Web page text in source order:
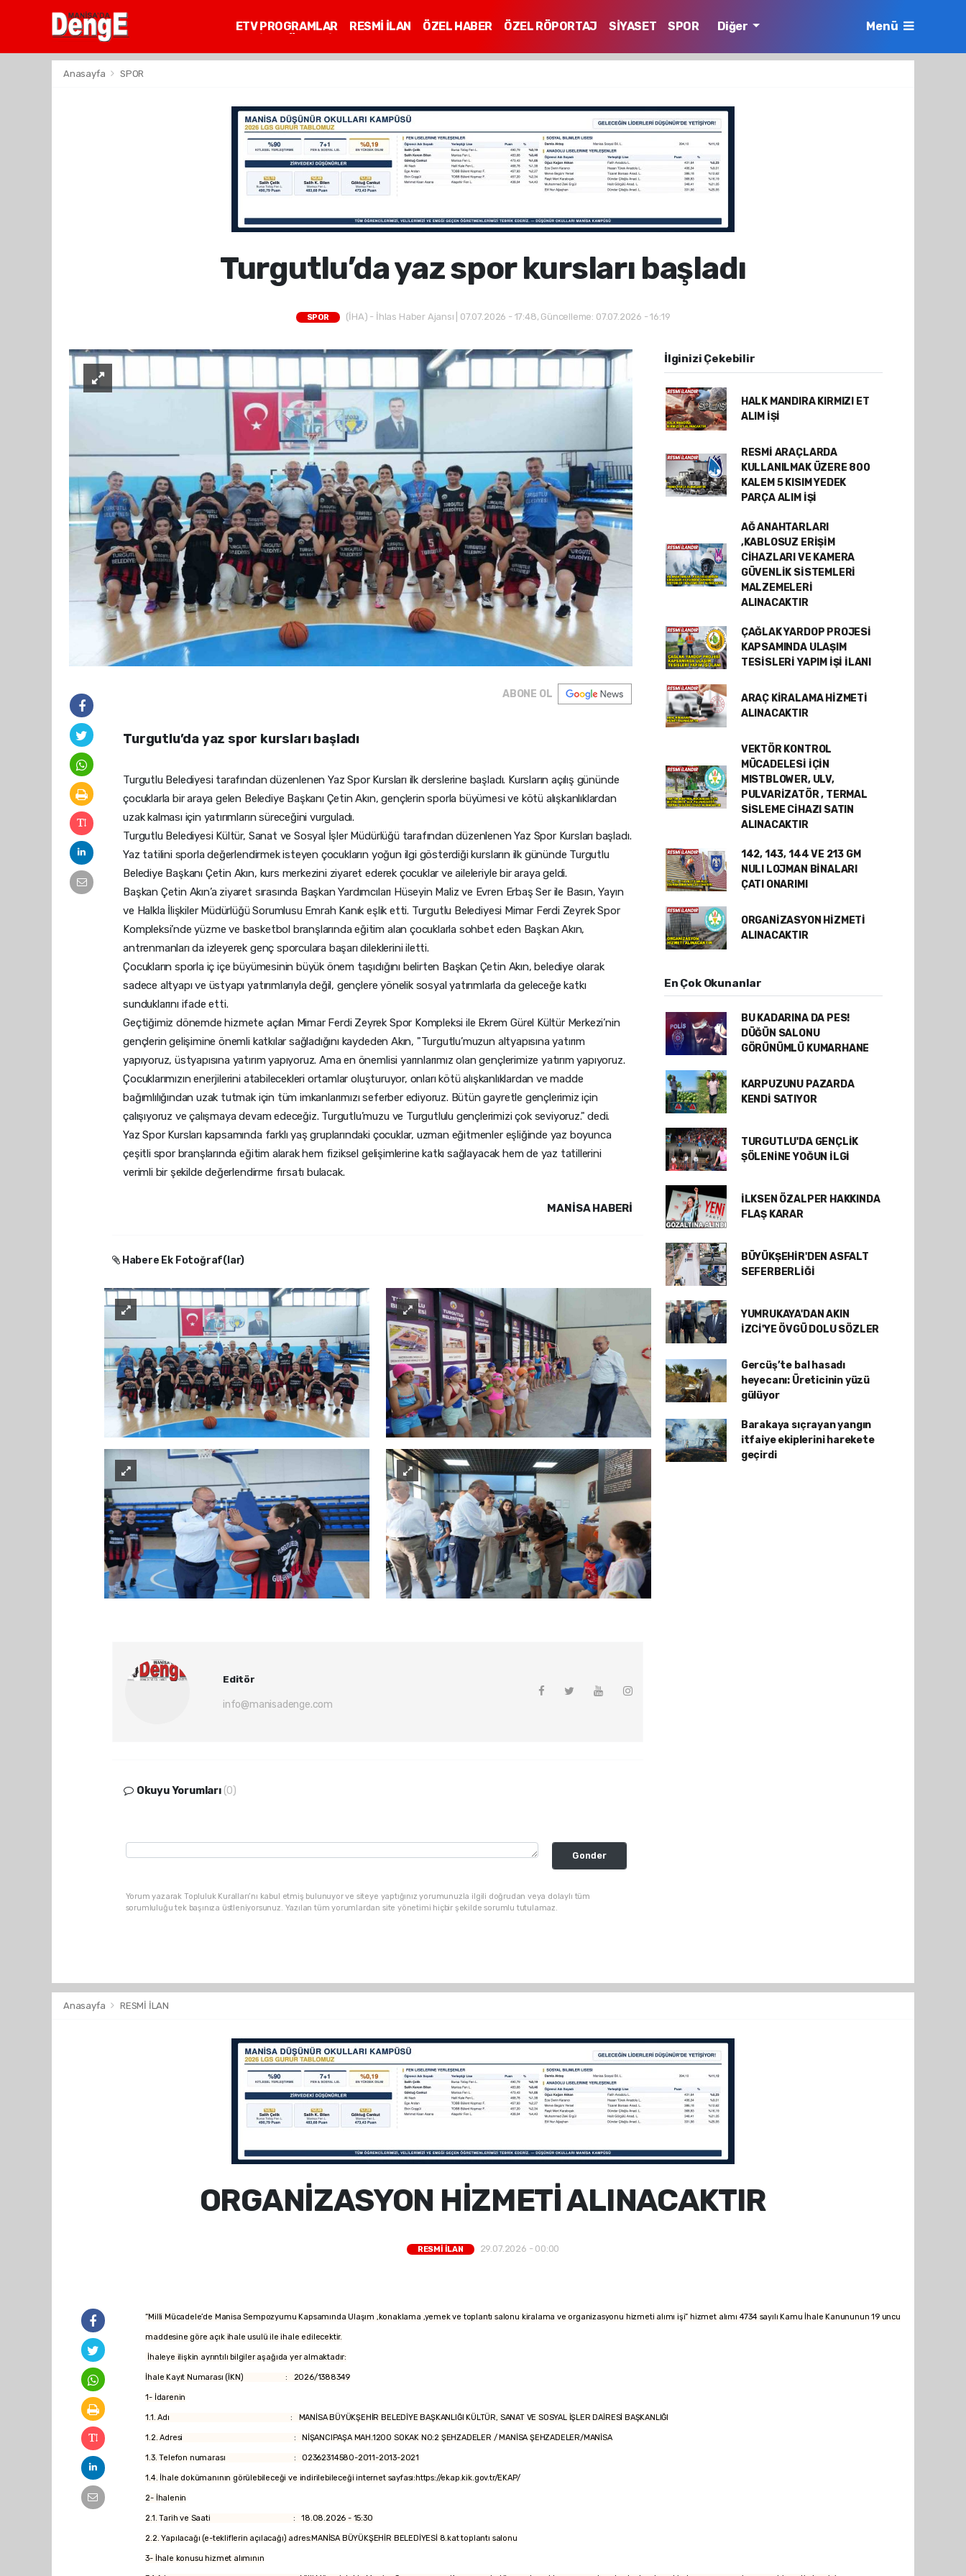
ETV PROGRAMLAR RESMİ İLAN ÖZEL HABER ÖZEL RÖPORTAJ SİYASET
SPOR
Diğer Menü
Anasayfa SPOR
Turgutlu’da yaz spor kursları başladı
SPOR (İHA) - İhlas Haber Ajansı | 07.07.2026 - 17:48, Güncelleme: 07.07.2026 - 16:19
ABONE OL
Turgutlu’da yaz spor kursları başladı
Turgutlu Belediyesi tarafından düzenlenen Yaz Spor Kursları ilk derslerine başladı. Kursların açılış gününde
çocuklarla bir araya gelen Belediye Başkanı Çetin Akın, gençlerin sporla büyümesi ve kötü alışkanlıklardan
uzak kalması için yatırımların süreceğini vurguladı.
Turgutlu Belediyesi Kültür, Sanat ve Sosyal İşler Müdürlüğü tarafından düzenlenen Yaz Spor Kursları başladı.
Yaz tatilini sporla değerlendirmek isteyen çocukların yoğun ilgi gösterdiği kursların ilk gününde Turgutlu
Belediye Başkanı Çetin Akın, kurs merkezini ziyaret ederek çocuklar ve aileleriyle bir araya geldi.
Başkan Çetin Akın’a ziyaret sırasında Başkan Yardımcıları Hüseyin Maliz ve Evren Erbaş Ser ile Basın, Yayın
ve Halkla İlişkiler Müdürlüğü Sorumlusu Emrah Kanık eşlik etti. Turgutlu Belediyesi Mimar Ferdi Zeyrek Spor
Kompleksi’nde yüzme ve basketbol branşlarında eğitim alan çocuklarla sohbet eden Başkan Akın,
antrenmanları da izleyerek genç sporculara başarı dileklerini iletti.
Çocukların sporla iç içe büyümesinin büyük önem taşıdığını belirten Başkan Çetin Akın, belediye olarak
sadece altyapı ve üstyapı yatırımlarıyla değil, gençlere yönelik sosyal yatırımlarla da geleceğe katkı
sunduklarını ifade etti.
Geçtiğimiz dönemde hizmete açılan Mimar Ferdi Zeyrek Spor Kompleksi ile Ekrem Gürel Kültür Merkezi’nin
gençlerin gelişimine önemli katkılar sağladığını kaydeden Akın, "Turgutlu’muzun altyapısına yatırım
yapıyoruz, üstyapısına yatırım yapıyoruz. Ama en önemlisi yarınlarımız olan gençlerimize yatırım yapıyoruz.
Çocuklarımızın enerjilerini atabilecekleri ortamlar oluşturuyor, onları kötü alışkanlıklardan ve madde
bağımlılığından uzak tutmak için tüm imkanlarımızı seferber ediyoruz. Bütün gayretle gençlerimiz için
çalışıyoruz ve çalışmaya devam edeceğiz. Turgutlu’muzu ve Turgutlulu gençlerimizi çok seviyoruz." dedi.
Yaz Spor Kursları kapsamında farklı yaş gruplarındaki çocuklar, uzman eğitmenler eşliğinde yaz boyunca
çeşitli spor branşlarında eğitim alarak hem fiziksel gelişimlerine katkı sağlayacak hem de yaz tatillerini
verimli bir şekilde değerlendirme fırsatı bulacak.
MANISA HABERİ
Habere Ek Fotoğraf(lar)
Editör
info@manisadenge.com
Okuyu Yorumları (0)
Gonder
Yorum yazarak Topluluk Kuralları’nı kabul etmiş bulunuyor ve siteye yaptığınız yorumunuzla ilgili doğrudan veya dolaylı tüm
sorumluluğu tek başınıza üstleniyorsunuz. Yazılan tüm yorumlardan site yönetimi hiçbir şekilde sorumlu tutulamaz.
İlginizi Çekebilir
HALK MANDIRA KIRMIZI ET
ALIM İŞİ
RESMİ ARAÇLARDA
KULLANILMAK ÜZERE 800
KALEM 5 KISIM YEDEK
PARÇA ALIM İŞİ
AĞ ANAHTARLARI
,KABLOSUZ ERİŞİM
CİHAZLARI VE KAMERA
GÜVENLİK SİSTEMLERİ
MALZEMELERİ
ALINACAKTIR
ÇAĞLAK YARDOP PROJESİ
KAPSAMINDA ULAŞIM
TESİSLERİ YAPIM İŞİ İLANI
ARAÇ KİRALAMA HİZMETİ
ALINACAKTIR
VEKTÖR KONTROL
MÜCADELESİ İÇİN
MISTBLOWER, ULV,
PULVARİZATÖR , TERMAL
SİSLEME CİHAZI SATIN
ALINACAKTIR
142, 143, 144 VE 213 GM
NULI LOJMAN BİNALARI
ÇATI ONARIMI
ORGANİZASYON HİZMETİ
ALINACAKTIR
En Çok Okunanlar
BU KADARINA DA PES!
DÜĞÜN SALONU
GÖRÜNÜMLÜ KUMARHANE
KARPUZUNU PAZARDA
KENDİ SATIYOR
TURGUTLU'DA GENÇLİK
ŞÖLENİNE YOĞUN İLGİ
İLKSEN ÖZALPER HAKKINDA
FLAŞ KARAR
BÜYÜKŞEHİR'DEN ASFALT
SEFERBERLİĞİ
YUMRUKAYA'DAN AKIN
İZCİ'YE ÖVGÜ DOLU SÖZLER
Gercüş’te bal hasadı
heyecanı: Üreticinin yüzü
gülüyor
Barakaya sıçrayan yangın
itfaiye ekiplerini harekete
geçirdi
Anasayfa RESMİ İLAN
ORGANİZASYON HİZMETİ ALINACAKTIR
RESMİ İLAN 29.07.2026 - 00:00
“Milli Mücadele’de Manisa Sempozyumu Kapsamında Ulaşım ,konaklama ,yemek ve toplantı salonu kiralama ve organizasyonu hizmeti alımı işi” hizmet alımı 4734 sayılı Kamu İhale Kanununun 19 uncu
maddesine göre açık ihale usulü ile ihale edilecektir.
İhaleye ilişkin ayrıntılı bilgiler aşağıda yer almaktadır:
İhale Kayıt Numarası (İKN) : 2026/1388349
1- İdarenin
1.1. Adı : MANİSA BÜYÜKŞEHİR BELEDİYE BAŞKANLIĞI KÜLTÜR, SANAT VE SOSYAL İŞLER DAİRESİ BAŞKANLIĞI
1.2. Adresi : NİŞANCIPAŞA MAH.1200 SOKAK NO:2 ŞEHZADELER / MANİSA ŞEHZADELER/MANİSA
1.3. Telefon numarası : 02362314580-2011-2013-2021
1.4. İhale dokümanının görülebileceği ve indirilebileceği internet sayfası:https://ekap.kik.gov.tr/EKAP/
2- İhalenin
2.1. Tarih ve Saati : 18.08.2026 - 15:30
2.2. Yapılacağı (e-tekliflerin açılacağı) adres:MANİSA BÜYÜKŞEHİR BELEDİYESİ 8.kat toplantı salonu
3- İhale konusu hizmet alımının